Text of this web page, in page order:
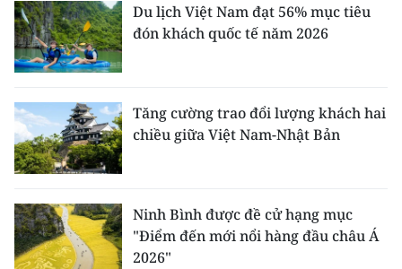
Du lịch Việt Nam đạt 56% mục tiêu
đón khách quốc tế năm 2026
Tăng cường trao đổi lượng khách hai
chiều giữa Việt Nam-Nhật Bản
Ninh Bình được đề cử hạng mục
"Điểm đến mới nổi hàng đầu châu Á
2026"